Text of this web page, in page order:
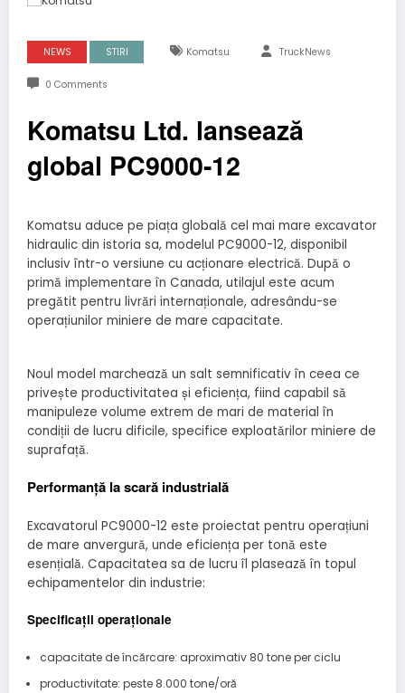
NEWS STIRI Komatsu TruckNews
0 Comments
Komatsu Ltd. lansează
global PC9000-12
Komatsu aduce pe piața globală cel mai mare excavator
hidraulic din istoria sa, modelul PC9000-12, disponibil
inclusiv într-o versiune cu acționare electrică. După o
primă implementare în Canada, utilajul este acum
pregătit pentru livrări internaționale, adresându-se
operațiunilor miniere de mare capacitate.
Noul model marchează un salt semnificativ în ceea ce
privește productivitatea și eficiența, fiind capabil să
manipuleze volume extrem de mari de material în
condiții de lucru dificile, specifice exploatărilor miniere de
suprafață.
Performanță la scară industrială
Excavatorul PC9000-12 este proiectat pentru operațiuni
de mare anvergură, unde eficiența per tonă este
esențială. Capacitatea sa de lucru îl plasează în topul
echipamentelor din industrie:
Specificații operaționale
capacitate de încărcare: aproximativ 80 tone per ciclu
productivitate: peste 8.000 tone/oră